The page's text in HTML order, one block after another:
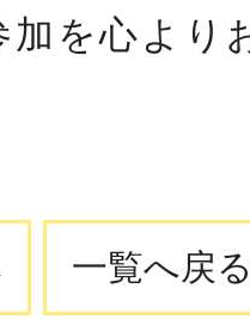
加を心より
一覧へ戻